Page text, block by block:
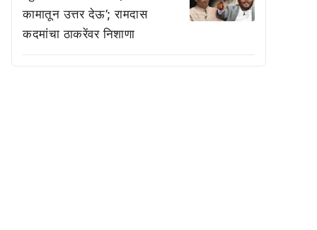
कामातून उत्तर देऊ’; रामदास
कदमांचा ठाकरेंवर निशाणा